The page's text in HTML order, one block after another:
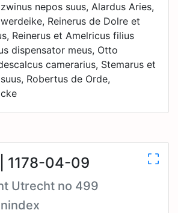
nepos suus, Alardus Aries,
Reinerus de Dolre et
Reinerus et Amelricus filius
dispensator meus, Otto
camerarius, Stemarus et
Robertus de Orde,
1178-04-09
Utrecht no 499